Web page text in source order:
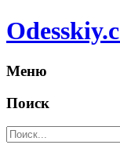
Меню
Поиск